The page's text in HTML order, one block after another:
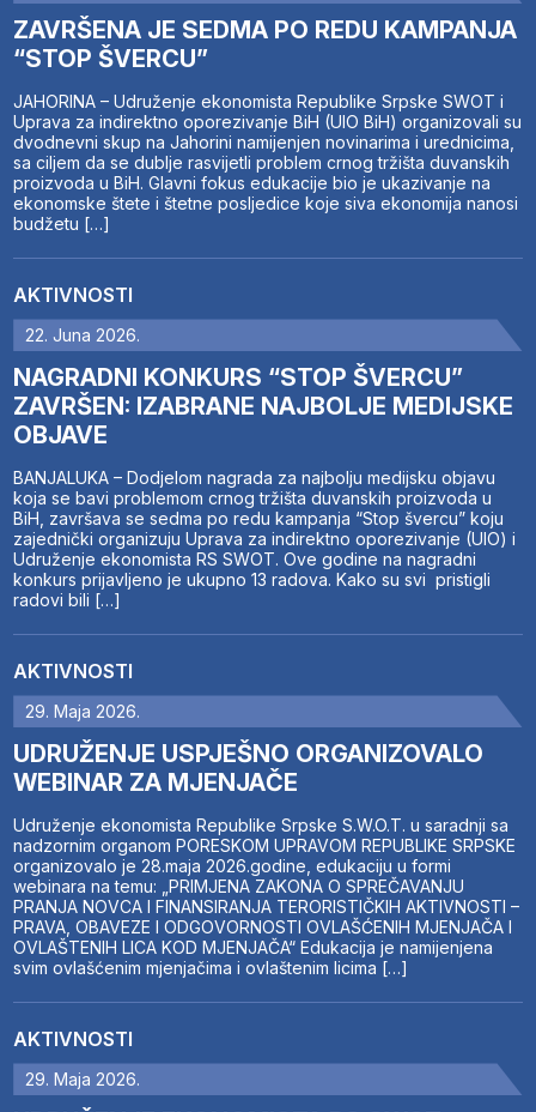
ZAVRŠENA JE SEDMA PO REDU KAMPANJA
“STOP ŠVERCU”
JAHORINA – Udruženje ekonomista Republike Srpske SWOT i
Uprava za indirektno oporezivanje BiH (UIO BiH) organizovali su
dvodnevni skup na Jahorini namijenjen novinarima i urednicima,
sa ciljem da se dublje rasvijetli problem crnog tržišta duvanskih
proizvoda u BiH. Glavni fokus edukacije bio je ukazivanje na
ekonomske štete i štetne posljedice koje siva ekonomija nanosi
budžetu […]
AKTIVNOSTI
22. Juna 2026.
NAGRADNI KONKURS “STOP ŠVERCU”
ZAVRŠEN: IZABRANE NAJBOLJE MEDIJSKE
OBJAVE
BANJALUKA – Dodjelom nagrada za najbolju medijsku objavu
koja se bavi problemom crnog tržišta duvanskih proizvoda u
BiH, završava se sedma po redu kampanja “Stop švercu” koju
zajednički organizuju Uprava za indirektno oporezivanje (UIO) i
Udruženje ekonomista RS SWOT. Ove godine na nagradni
konkurs prijavljeno je ukupno 13 radova. Kako su svi pristigli
radovi bili […]
AKTIVNOSTI
29. Maja 2026.
UDRUŽENJE USPJEŠNO ORGANIZOVALO
WEBINAR ZA MJENJAČE
Udruženje ekonomista Republike Srpske S.W.O.T. u saradnji sa
nadzornim organom PORESKOM UPRAVOM REPUBLIKE SRPSKE
organizovalo je 28.maja 2026.godine, edukaciju u formi
webinara na temu: „PRIMJENA ZAKONA O SPREČAVANJU
PRANJA NOVCA I FINANSIRANJA TERORISTIČKIH AKTIVNOSTI –
PRAVA, OBAVEZE I ODGOVORNOSTI OVLAŠĆENIH MJENJAČA I
OVLAŠTENIH LICA KOD MJENJAČA“ Edukacija je namijenjena
svim ovlašćenim mjenjačima i ovlaštenim licima […]
AKTIVNOSTI
29. Maja 2026.